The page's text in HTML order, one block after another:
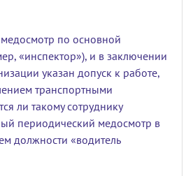
по основной
«инспектор»), и в заключении
указан допуск к работе,
транспортными
ли такому сотруднику
периодический медосмотр в
должности «водитель